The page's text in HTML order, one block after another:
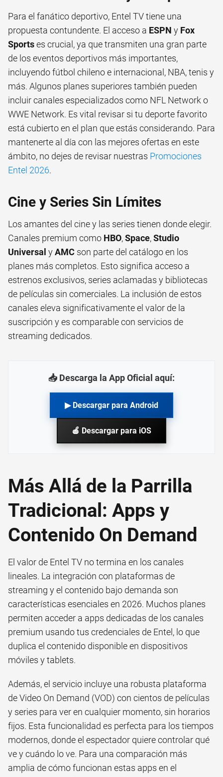
Para el fanático deportivo, Entel TV tiene una
propuesta contundente. El acceso a ESPN y Fox
Sportses crucial, ya que transmiten una gran parte
de los eventos deportivos más importantes,
incluyendo fútbol chileno e internacional, NBA, tenis y
más. Algunos planes superiores también pueden
incluir canales especializados como NFL Network o
WWE Network. Es vital revisar si tu deporte favorito
está cubierto en el plan que estás considerando. Para
mantenerte al día con las mejores ofertas en este
ámbito, no dejes de revisar nuestras Promociones
Entel 2026.
Cine y Series Sin Límites
Los amantes del cine y las series tienen donde elegir.
Canales premium como HBO,Space,Studio
Universal yAMC son parte del catálogo en los
planes más completos. Esto significa acceso a
estrenos exclusivos, series aclamadas y bibliotecas
de películas sin comerciales. La inclusión de estos
canales eleva significativamente el valor de la
suscripción y es comparable con servicios de
streaming dedicados.
📥 Descarga la App Oficial aquí:
▶ Descargar para Android
🍎 Descargar para iOS
Más Allá de la Parrilla
Tradicional: Apps y
Contenido On Demand
El valor de Entel TV no termina en los canales
lineales. La integración con plataformas de
streaming y el contenido bajo demanda son
características esenciales en 2026. Muchos planes
permiten acceder a apps dedicadas de los canales
premium usando tus credenciales de Entel, lo que
duplica el contenido disponible en dispositivos
móviles y tablets.
Además, el servicio incluye una robusta plataforma
de Video On Demand (VOD) con cientos de películas
y series para ver en cualquier momento, sin horarios
fijos. Esta funcionalidad es perfecta para los tiempos
modernos, donde el espectador quiere controlar qué
ve y cuándo lo ve. Para una comparación más
amplia de cómo funcionan estas apps en el